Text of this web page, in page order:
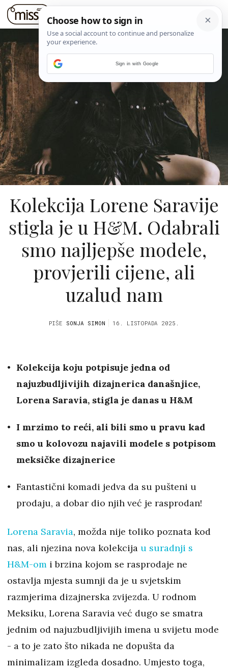
Kolekcija Lorene Saravije
stigla je u H&M. Odabrali
smo najljepše modele,
provjerili cijene, ali
uzalud nam
PIŠE SONJA SIMON 16. LISTOPADA 2025.
Kolekcija koju potpisuje jedna od
najuzbudljivijih dizajnerica današnjice,
Lorena Saravia, stigla je danas u H&M
I mrzimo to reći, ali bili smo u pravu kad
smo u kolovozu najavili modele s potpisom
meksičke dizajnerice
Fantastični komadi jedva da su pušteni u
prodaju, a dobar dio njih već je rasprodan!
Lorena Saravia, možda nije toliko poznata kod
nas, ali njezina nova kolekcija u suradnji s
H&M-om i brzina kojom se rasprodaje ne
ostavlja mjesta sumnji da je u svjetskim
razmjerima dizajnerska zvijezda. U rodnom
Meksiku, Lorena Saravia već dugo se smatra
jednim od najuzbudljivijih imena u svijetu mode
- a to je zato što nikada ne dopušta da
minimalizam izgleda dosadno. Umjesto toga,
Sign in with Google